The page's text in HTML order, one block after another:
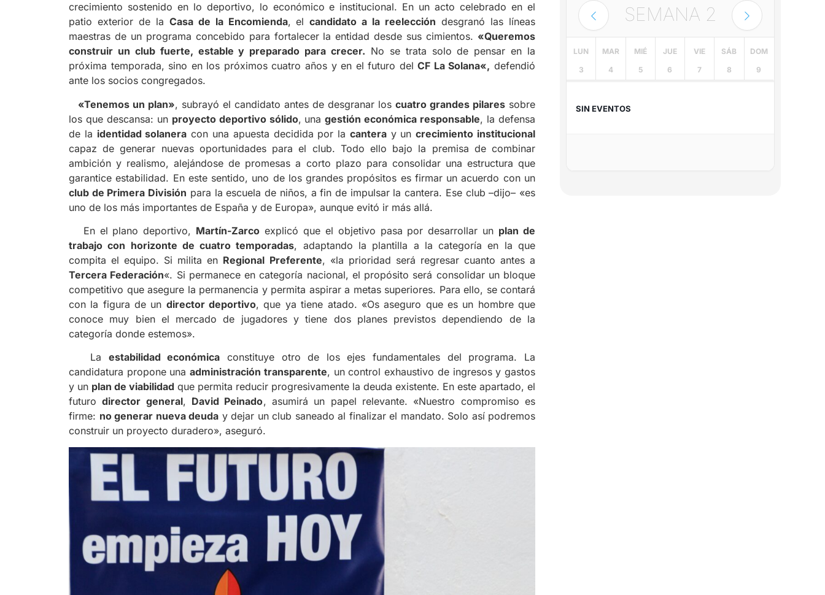
crecimiento sostenido en lo deportivo, lo económico e institucional. En un acto celebrado en el
patio exterior de la Casa de la Encomienda, elcandidato a la reelección desgranó las líneas
maestras de un programa concebido para fortalecer la entidad desde sus cimientos. «Queremos
construir un club fuerte, estable y preparado para crecer. No se trata solo de pensar en la
próxima temporada, sino en los próximos cuatro años y en el futuro delCF La Solana«, defendió
ante los socios congregados.
«Tenemos un plan», subrayó el candidato antes de desgranar los cuatro grandes pilares sobre
los que descansa: un proyecto deportivo sólido, unagestión económica responsable, la defensa
de la identidad solanera con una apuesta decidida por la canteray uncrecimiento institucional
capaz de generar nuevas oportunidades para el club. Todo ello bajo la premisa de combinar
ambición y realismo, alejándose de promesas a corto plazo para consolidar una estructura que
garantice estabilidad. En este sentido, uno de los grandes propósitos es firmar un acuerdo con un
club de Primera División para la escuela de niños, a fin de impulsar la cantera. Ese club –dijo– «es
uno de los más importantes de España y de Europa», aunque evitó ir más allá.
En el plano deportivo, Martín-Zarco explicó que el objetivo pasa por desarrollar un plan de
trabajo con horizonte de cuatro temporadas, adaptando la plantilla a la categoría en la que
compita el equipo. Si milita en Regional Preferente, «la prioridad será regresar cuanto antes a
Tercera Federación«. Si permanece en categoría nacional, el propósito será consolidar un bloque
competitivo que asegure la permanencia y permita aspirar a metas superiores. Para ello, se contará
con la figura de un director deportivo, que ya tiene atado. «Os aseguro que es un hombre que
conoce muy bien el mercado de jugadores y tiene dos planes previstos dependiendo de la
categoría donde estemos».
La estabilidad económica constituye otro de los ejes fundamentales del programa. La
candidatura propone unaadministración transparente, un control exhaustivo de ingresos y gastos
y un plan de viabilidad que permita reducir progresivamente la deuda existente. En este apartado, el
futurodirector general, David Peinado, asumirá un papel relevante. «Nuestro compromiso es
firme: no generar nueva deuda y dejar un club saneado al finalizar el mandato. Solo así podremos
construir un proyecto duradero», aseguró.
SEMANA 2
LUN
3
MAR
4
MIÉ
5
JUE
6
VIE
7
SÁB
8
DOM
9
SIN EVENTOS